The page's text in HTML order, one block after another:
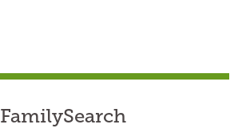
FamilySearch